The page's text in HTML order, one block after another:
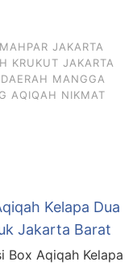
JAKARTA
KRUKUT JAKARTA
MANGGA
AQIQAH NIKMAT
Kelapa Dua
Jakarta Barat
Box Aqiqah Kelapa